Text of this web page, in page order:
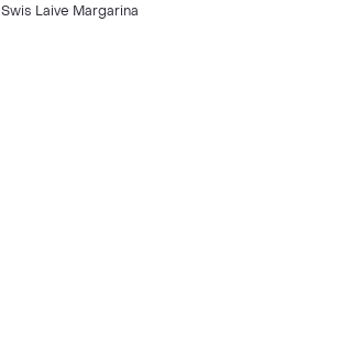
Swis Laive Margarina